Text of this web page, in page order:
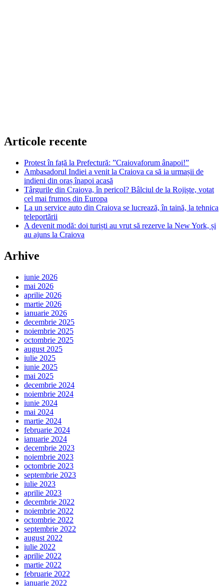
Articole recente
Protest în față la Prefectură: ”Craiovaforum ânapoi!”
Ambasadorul Indiei a venit la Craiova ca să ia urmașii de
indieni din oraș înapoi acasă
Târgurile din Craiova, în pericol? Bâlciul de la Rojiște, votat
cel mai frumos din Europa
La un service auto din Craiova se lucrează, în taină, la tehnica
teleportării
A devenit modă: doi turiști au vrut să rezerve la New York, și
au ajuns la Craiova
Arhive
iunie 2026
mai 2026
aprilie 2026
martie 2026
ianuarie 2026
decembrie 2025
noiembrie 2025
octombrie 2025
august 2025
iulie 2025
iunie 2025
mai 2025
decembrie 2024
noiembrie 2024
iunie 2024
mai 2024
martie 2024
februarie 2024
ianuarie 2024
decembrie 2023
noiembrie 2023
octombrie 2023
septembrie 2023
iulie 2023
aprilie 2023
decembrie 2022
noiembrie 2022
octombrie 2022
septembrie 2022
august 2022
iulie 2022
aprilie 2022
martie 2022
februarie 2022
ianuarie 2022